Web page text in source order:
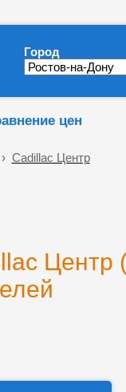
Город
цен
Cadillac Центр
Центр